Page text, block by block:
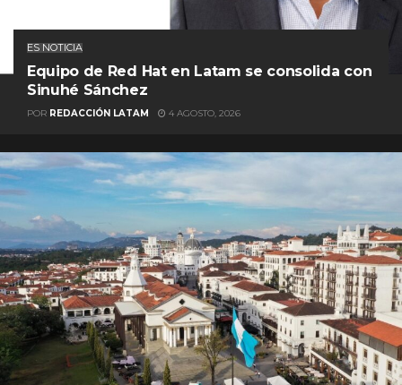
ES NOTICIA
Equipo de Red Hat en Latam se consolida con
Sinuhé Sánchez
POR REDACCIÓN LATAM 4 AGOSTO, 2026